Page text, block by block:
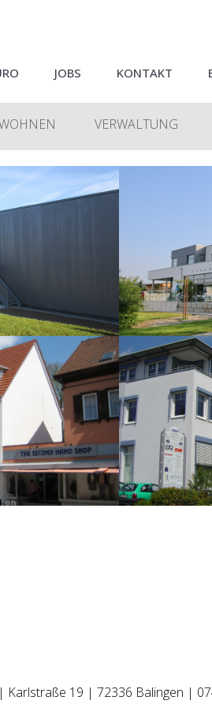
JOBS KONTAKT
VERWALTUNG
Karlstraße 19 | 72336 Balingen |